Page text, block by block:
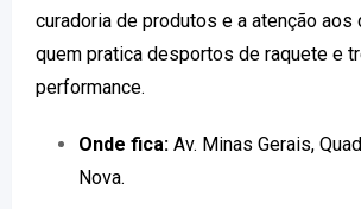
curadoria de produtos e a atenção aos
quem pratica desportos de raquete e
performance.
Onde fica: Av. Minas Gerais,
Nova.